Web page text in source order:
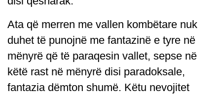
Ata që merren me vallen kombëtare nuk
duhet të punojnë me fantazinë e tyre në
mënyrë që të paraqesin vallet, sepse në
këtë rast në mënyrë disi paradoksale,
fantazia dëmton shumë. Këtu nevojitet